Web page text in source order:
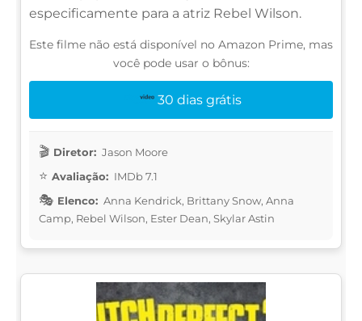
especificamente para a atriz Rebel Wilson.
Este filme não está disponível no Amazon Prime, mas
você pode usar o bônus:
30 dias grátis
Diretor: Jason Moore
Avaliação: IMDb 7.1
Elenco: Anna Kendrick, Brittany Snow, Anna
Camp, Rebel Wilson, Ester Dean, Skylar Astin